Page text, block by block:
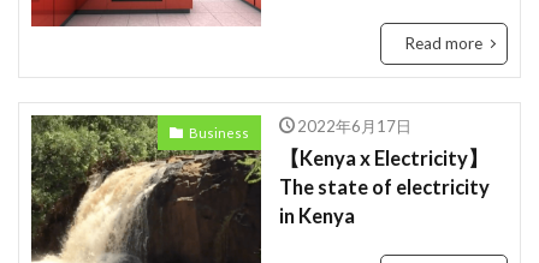
Read more
Business 2022年6月17日
【Kenya x Electricity】
The state of electricity
in Kenya
Peppa.io
Phone
Police
Profit
Race
rain rain check
recommendation
restructuring
Rwanda
Orange Digital Centre
nigeria
Growth
Kenya
Honda Hub
IMF
Independant
Independence
Infration